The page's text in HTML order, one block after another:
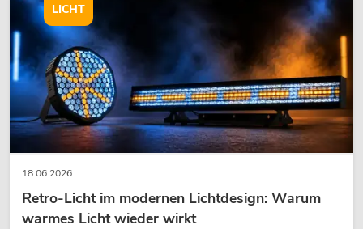
OMNITRONIC ODP-204
Installationslautsprecher 16 Ohm
schwarz 2x
No. 11036950
Bestand reicht ca. 12 Wo.
149,00€
18.06.2026
Retro-Licht im modernen Lichtdesign: Warum
warmes Licht wieder wirkt
LICHT